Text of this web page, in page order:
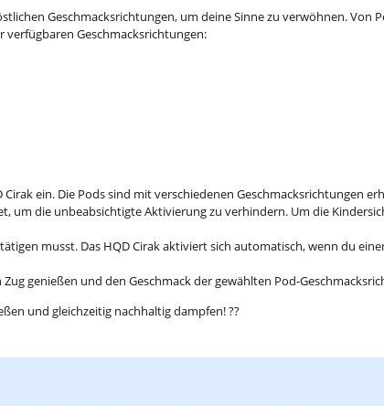
Geschmacksrichtungen, um deine Sinne zu verwöhnen. Von
verfügbaren Geschmacksrichtungen:
ein. Die Pods sind mit verschiedenen Geschmacksrichtungen
um die unbeabsichtigte Aktivierung zu verhindern. Um die
musst. Das HQD Cirak aktiviert sich automatisch, wenn du
genießen und den Geschmack der gewählten Pod-
und gleichzeitig nachhaltig dampfen! ??